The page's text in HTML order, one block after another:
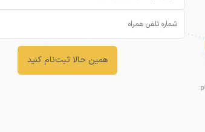
همین حالا ثبت‌نام کنید